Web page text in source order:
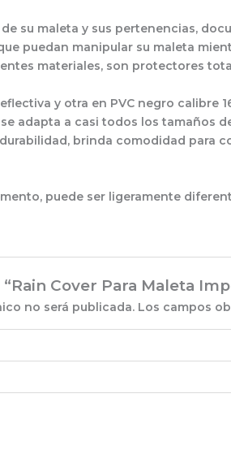
su maleta y sus pertenencias,
puedan manipular su maleta
materiales, son protectores
y otra en PVC negro calibre
adapta a casi todos los tamaños
durabilidad, brinda comodidad
puede ser ligeramente
Cover Para Maleta
no será publicada. Los campos